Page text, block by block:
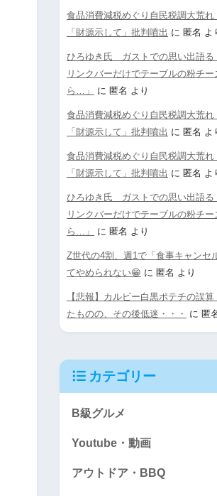
食品消費減税めぐり自民税調大荒
「財源示して」批判噴出 に 匿名 よ
ひろゆき氏 ガストでの思い出語る
リンクバーだけでテーブルの粉チ
ら…」
に 匿名 より
食品消費減税めぐり自民税調大荒
「財源示して」批判噴出 に 匿名 よ
食品消費減税めぐり自民税調大荒
「財源示して」批判噴出 に 匿名 よ
ひろゆき氏 ガストでの思い出語る
リンクバーだけでテーブルの粉チ
ら…」
に 匿名 より
Z世代の4割、週1で「食事キャンセ
てやめられない😁 に 匿名 より
【悲報】カルビー白黒ポテチの誤
たものの、その後低迷・・・
に 匿
カテゴリー
B級グルメ
Youtube・動画
アウトドア・BBQ